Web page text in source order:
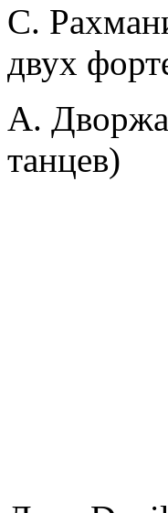
С.
двух
А.
танцев)